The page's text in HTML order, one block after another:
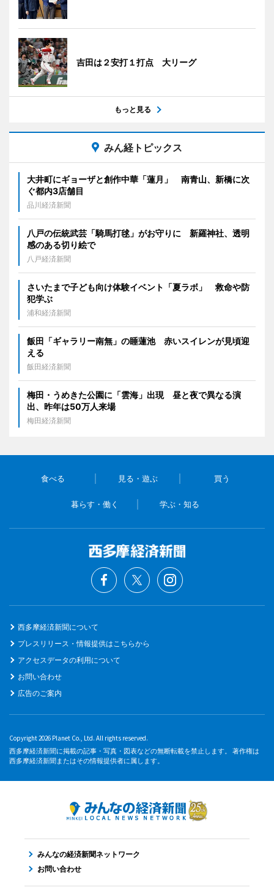
吉田は２安打１打点 大リーグ
もっと見る
みん経トピックス
大井町にギョーザと創作中華「蓮月」 南青山、新橋に次
ぐ都内3店舗目
品川経済新聞
八戸の伝統武芸「騎馬打毬」がお守りに 新羅神社、透明
感のある切り絵で
八戸経済新聞
さいたまで子ども向け体験イベント「夏ラボ」 救命や防
犯学ぶ
浦和経済新聞
飯田「ギャラリー南無」の睡蓮池 赤いスイレンが見頃迎
える
飯田経済新聞
梅田・うめきた公園に「雲海」出現 昼と夜で異なる演
出、昨年は50万人来場
梅田経済新聞
食べる 見る・遊ぶ 買う
暮らす・働く 学ぶ・知る
西多摩経済新聞について
プレスリリース・情報提供はこちらから
アクセスデータの利用について
お問い合わせ
広告のご案内
Copyright 2026 Planet Co., Ltd. All rights reserved.
西多摩経済新聞に掲載の記事・写真・図表などの無断転載を禁止します。 著作権は
西多摩経済新聞またはその情報提供者に属します。
みんなの経済新聞ネットワーク
お問い合わせ